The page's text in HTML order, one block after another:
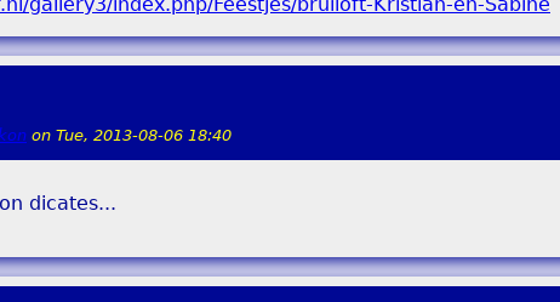
on Tue, 2013-08-06 18:40
dicates...